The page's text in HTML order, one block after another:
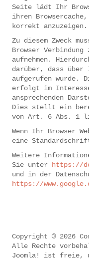
Seite lädt Ihr
ihren
korrekt anzuzeigen.
Zu diesem Zweck
Browser Verbindung
aufnehmen.
darüber, dass über
aufgerufen wurde.
erfolgt im
ansprechenden
Dies stellt ein
von Art. 6 Abs. 1
Wenn Ihr Browser
eine
Weitere
Sie unter
https://
und in der
https://
Copyright © 2026
Alle Rechte
Joomla!
ist freie,